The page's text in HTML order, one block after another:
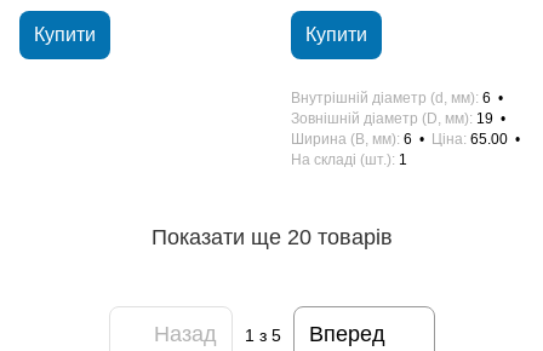
Купити Купити
Внутрішній діаметр (d, мм) 6
Зовнішній діаметр (D, мм) 19
Ширина (B, мм) 6 Ціна 65.00
На складі (шт.) 1
Показати ще 20 товарів
Назад 1 з 5 Вперед